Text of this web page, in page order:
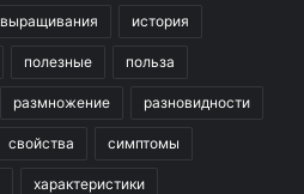
выращивания история
полезные польза
размножение разновидности
свойства симптомы
характеристики